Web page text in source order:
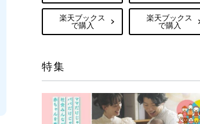
楽天ブックス
で購入
楽天ブックス
で購入
特集